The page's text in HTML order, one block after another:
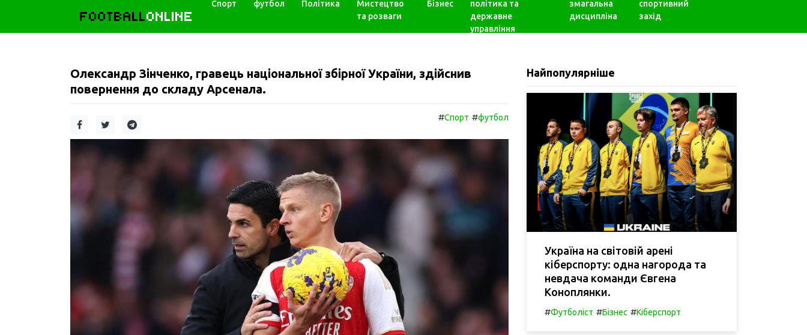
FOOTBALLONLINE
Спорт футбол Політика
Мистецтво
та розваги
Бізнес
політика та
державне
управління
змагальна
дисципліна
спортивний
захід
Олександр Зінченко, гравець національної збірної України, здійснив
повернення до складу Арсенала.
#Спорт #футбол
Найпопулярніше
Україна на світовій арені
кіберспорту: одна нагорода та
невдача команди Євгена
Коноплянки.
#Футболіст #Бізнес #Кіберспорт